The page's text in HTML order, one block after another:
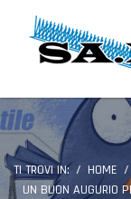
TI TROVI IN: HOME
UN BUON AUGURIO